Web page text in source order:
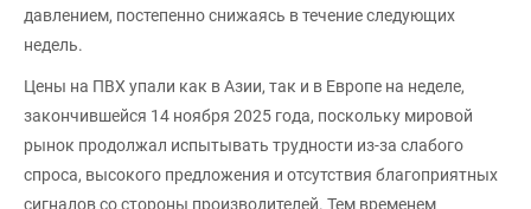
давлением, постепенно снижаясь в течение следующих
недель.
Цены на ПВХ упали как в Азии, так и в Европе на неделе,
закончившейся 14 ноября 2025 года, поскольку мировой
рынок продолжал испытывать трудности из-за слабого
спроса, высокого предложения и отсутствия благоприятных
сигналов со стороны производителей. Тем временем